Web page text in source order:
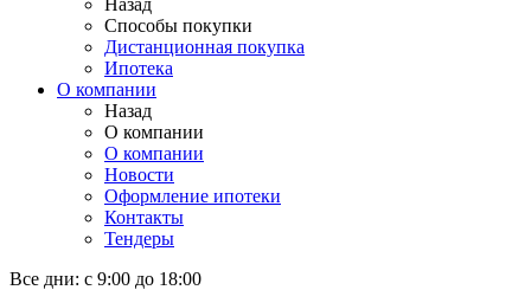
Назад
Способы покупки
Дистанционная покупка
Ипотека
О компании
Назад
О компании
О компании
Новости
Оформление ипотеки
Контакты
Тендеры
Все дни: с 9:00 до 18:00